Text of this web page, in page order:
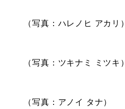
（写真：ハレノヒ アカリ）
（写真：ツキナミ ミツキ）
（写真：アノイ タナ）